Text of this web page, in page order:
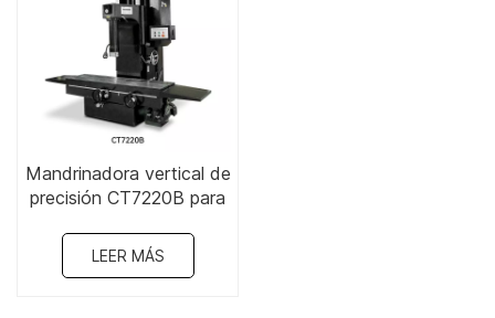
Mandrinadora vertical de
precisión CT7220B para
LEER MÁS